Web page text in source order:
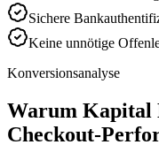
Sichere
Keine unnötige
Konversionsanalyse
Warum Kapital
Checkout-